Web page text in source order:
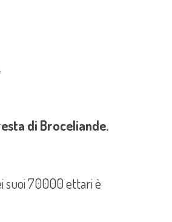
di Broceliande.
suoi 70000 ettari è